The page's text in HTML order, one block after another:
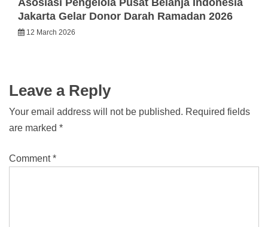
Asosiasi Pengelola Pusat Belanja Indonesia
Jakarta Gelar Donor Darah Ramadan 2026
12 March 2026
Leave a Reply
Your email address will not be published. Required fields
are marked *
Comment*